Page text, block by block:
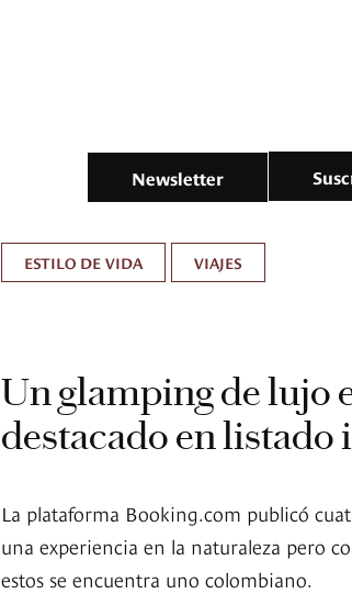
Newsletter
ESTILO DE VIDA VIAJES
Un glamping de lujo
destacado en
La plataforma Booking.com publicó
una experiencia en la naturaleza pero
estos se encuentra uno colombiano.